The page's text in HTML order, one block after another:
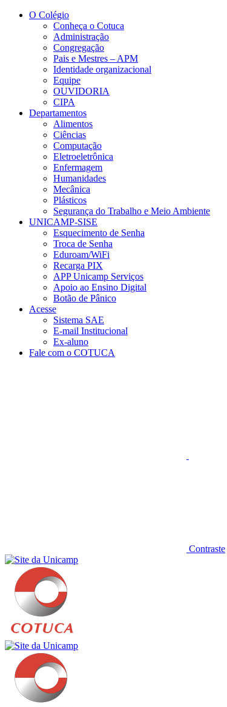
Conteúdo principal
O Colégio
Conheça o Cotuca
Administração
Congregação
Pais e Mestres – APM
Identidade organizacional
Equipe
OUVIDORIA
CIPA
Departamentos
Alimentos
Ciências
Computação
Eletroeletrônica
Enfermagem
Humanidades
Mecânica
Plásticos
Segurança do Trabalho e Meio Ambiente
UNICAMP-SISE
Esquecimento de Senha
Troca de Senha
Eduroam/WiFi
Recarga PIX
APP Unicamp Serviços
Apoio ao Ensino Digital
Botão de Pânico
Acesse
Sistema SAE
E-mail Institucional
Ex-aluno
Fale com o COTUCA
Contraste